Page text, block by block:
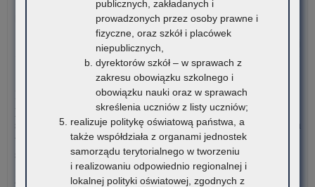
W związku z harmonogramem realizacji Rządowego programu
pomocy uczniom niepełnosprawnym…
7 sierpnia 2026
Informacja o liczbie wolnych miejsc na semestr pierwszy klas I
publicznych szkół policealnych, branżowych szkół II stopnia i
szkół dla dorosłych (publicznych liceów ogólnokształcących) na
terenie województwa małopolskiego – rekrutacja na rok
szkolny 2026/2027
Załączniki Informacja o liczbie wolnych miejsc na semestr
publicznych, zakładanych i
prowadzonych przez osoby prawne i
fizyczne, oraz szkół i placówek
niepublicznych,
dyrektorów szkół – w sprawach z
zakresu obowiązku szkolnego i
obowiązku nauki oraz w sprawach
skreślenia uczniów z listy uczniów;
realizuje politykę oświatową państwa, a
także współdziała z organami jednostek
samorządu terytorialnego w tworzeniu
i realizowaniu odpowiednio regionalnej i
lokalnej polityki oświatowej, zgodnych z